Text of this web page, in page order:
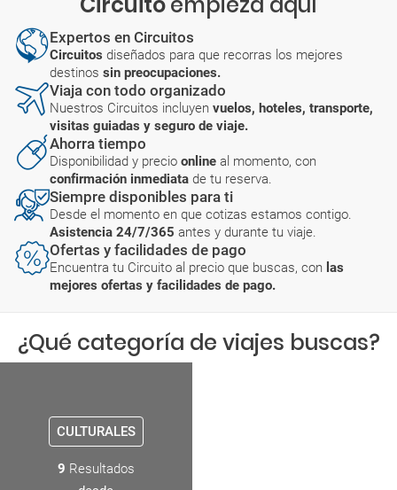
Expertos en Circuitos
Circuitos diseñados para que recorras los mejores
destinos sin preocupaciones.
Viaja con todo organizado
Nuestros Circuitos incluyen vuelos, hoteles, transporte,
visitas guiadas y seguro de viaje.
Ahorra tiempo
Disponibilidad y precio online al momento, con
confirmación inmediata de tu reserva.
Siempre disponibles para ti
Desde el momento en que cotizas estamos contigo.
Asistencia 24/7/365 antes y durante tu viaje.
Ofertas y facilidades de pago
Encuentra tu Circuito al precio que buscas, con las
mejores ofertas y facilidades de pago.
¿Qué categoría de viajes buscas?
CULTURALES
9 Resultados